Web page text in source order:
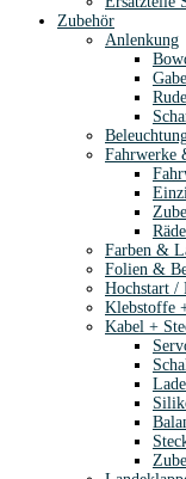
Zubehör
Anlenkung
Fahrwerke
Farben &
Folien &
Hochstart /
Klebstoffe
Kabel +